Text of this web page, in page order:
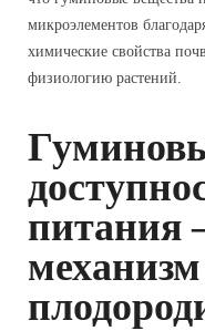
микроэлементов
химические свойства
физиологию растений.
питания